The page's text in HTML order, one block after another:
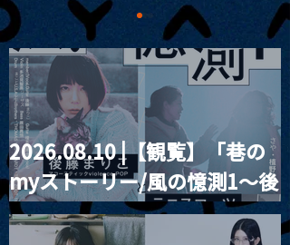
MoonRomantic
Channel1周年記念Live
2026.08.10 |【観覧】「巷の
myストーリー/風の憶測1～後
藤まりこアコースティック